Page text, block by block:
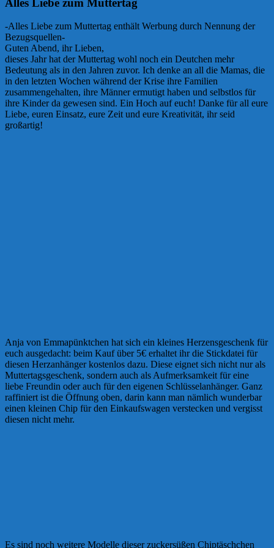
Alles Liebe zum Muttertag
-Alles Liebe zum Muttertag enthält Werbung durch Nennung der
Bezugsquellen-
Guten Abend, ihr Lieben,
dieses Jahr hat der Muttertag wohl noch ein Deutchen mehr
Bedeutung als in den Jahren zuvor. Ich denke an all die Mamas, die
in den letzten Wochen während der Krise ihre Familien
zusammengehalten, ihre Männer ermutigt haben und selbstlos für
ihre Kinder da gewesen sind. Ein Hoch auf euch! Danke für all eure
Liebe, euren Einsatz, eure Zeit und eure Kreativität, ihr seid
großartig!
Anja von Emmapünktchen hat sich ein kleines Herzensgeschenk für
euch ausgedacht: beim Kauf über 5€ erhaltet ihr die Stickdatei für
diesen Herzanhänger kostenlos dazu. Diese eignet sich nicht nur als
Muttertagsgeschenk, sondern auch als Aufmerksamkeit für eine
liebe Freundin oder auch für den eigenen Schlüsselanhänger. Ganz
raffiniert ist die Öffnung oben, darin kann man nämlich wunderbar
einen kleinen Chip für den Einkaufswagen verstecken und vergisst
diesen nicht mehr.
Es sind noch weitere Modelle dieser zuckersüßen Chiptäschchen